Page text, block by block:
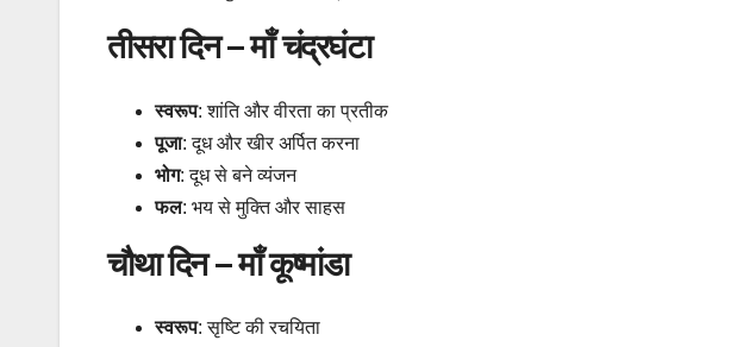
तीसरा दिन – माँ चंद्रघंटा
स्वरूप: शांति और वीरता का प्रतीक
पूजा: दूध और खीर अर्पित करना
भोग: दूध से बने व्यंजन
फल: भय से मुक्ति और साहस
चौथा दिन – माँ कूष्मांडा
स्वरूप: सृष्टि की रचयिता